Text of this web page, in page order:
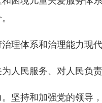
理体系和治理能力现
民服务、对人民负责
持和加强党的领导，